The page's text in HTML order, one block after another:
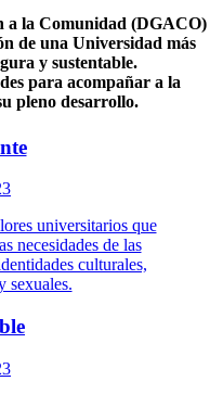
a la Comunidad (DGACO)
de una Universidad más
y sustentable.
para acompañar a la
pleno desarrollo.
universitarios que
necesidades de las
culturales,
sexuales.